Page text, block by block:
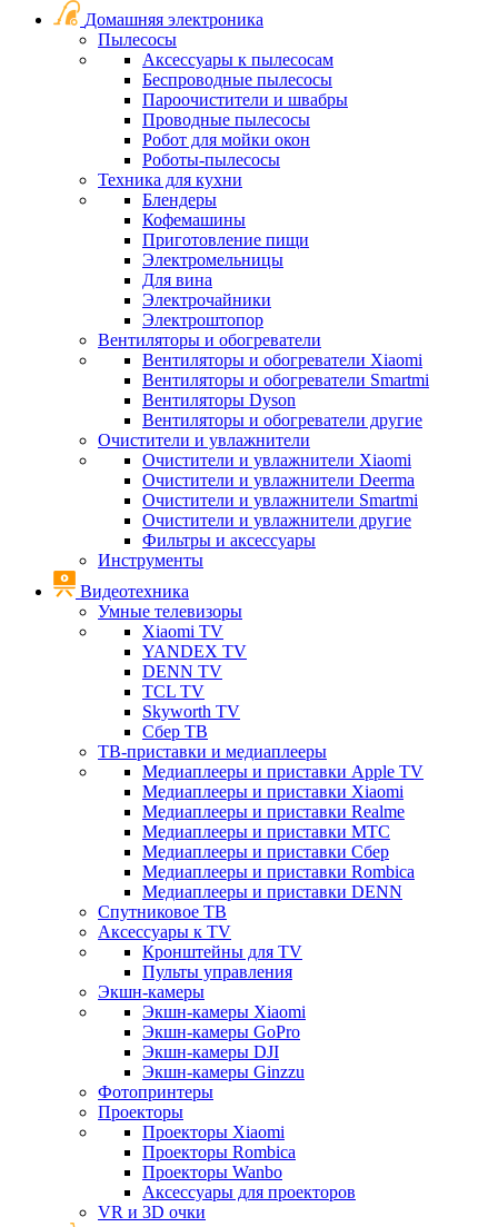
Домашняя электроника
Пылесосы
Аксессуары к пылесосам
Беспроводные пылесосы
Пароочистители и швабры
Проводные пылесосы
Робот для мойки окон
Роботы-пылесосы
Техника для кухни
Блендеры
Кофемашины
Приготовление пищи
Электромельницы
Для вина
Электрочайники
Электроштопор
Вентиляторы и обогреватели
Вентиляторы и обогреватели Xiaomi
Вентиляторы и обогреватели Smartmi
Вентиляторы Dyson
Вентиляторы и обогреватели другие
Очистители и увлажнители
Очистители и увлажнители Xiaomi
Очистители и увлажнители Deerma
Очистители и увлажнители Smartmi
Очистители и увлажнители другие
Фильтры и аксессуары
Инструменты
Видеотехника
Умные телевизоры
Xiaomi TV
YANDEX TV
DENN TV
TCL TV
Skyworth TV
Сбер ТВ
ТВ-приставки и медиаплееры
Медиаплееры и приставки Apple TV
Медиаплееры и приставки Xiaomi
Медиаплееры и приставки Realme
Медиаплееры и приставки МТС
Медиаплееры и приставки Сбер
Медиаплееры и приставки Rombica
Медиаплееры и приставки DENN
Спутниковое ТВ
Аксессуары к TV
Кронштейны для TV
Пульты управления
Экшн-камеры
Экшн-камеры Xiaomi
Экшн-камеры GoPro
Экшн-камеры DJI
Экшн-камеры Ginzzu
Фотопринтеры
Проекторы
Проекторы Xiaomi
Проекторы Rombica
Проекторы Wanbo
Аксессуары для проекторов
VR и 3D очки